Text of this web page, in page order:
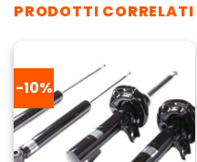
PRODOTTI CORRELATI
-10%